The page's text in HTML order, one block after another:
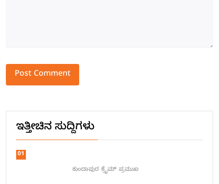
ಇತ್ತೀಚಿನ ಸುದ್ದಿಗಳು
01
ಕುಂದಾಪುರ ಕ್ರೈಮ್ ಪ್ರಮುಖ